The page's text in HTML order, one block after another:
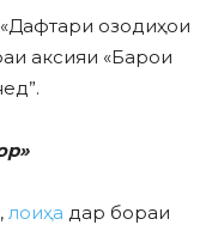
озодиҳои
аксияи «Барои
лоиҳа дар бораи